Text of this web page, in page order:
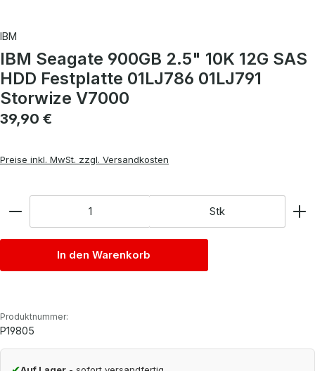
IBM
IBM Seagate 900GB 2.5" 10K 12G SAS
HDD Festplatte 01LJ786 01LJ791
Storwize V7000
Regulärer Preis:
39,90 €
Preise inkl. MwSt. zzgl. Versandkosten
Stk
In den Warenkorb
Produktnummer:
P19805